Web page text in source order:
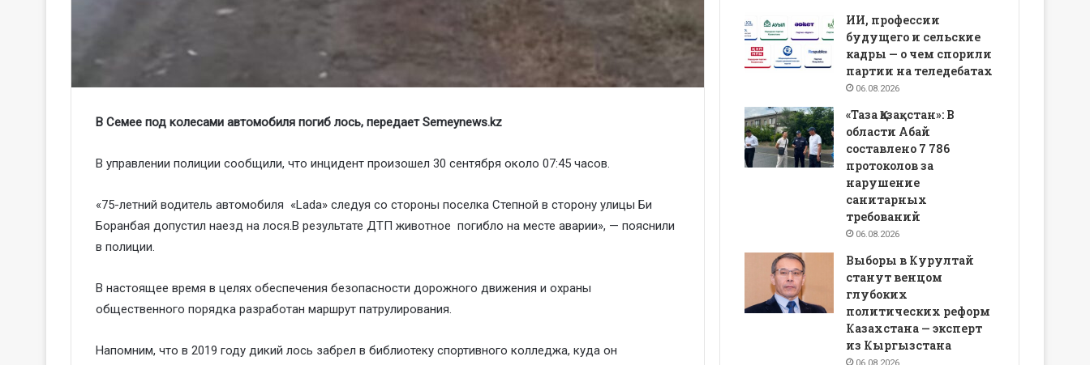
В Семее под колесами автомобиля погиб лось, передает Semeynews.kz
В управлении полиции сообщили, что инцидент произошел 30 сентября около 07:45 часов.
«75-летний водитель автомобиля «Lada» следуя со стороны поселка Степной в сторону улицы Би
Боранбая допустил наезд на лося.В результате ДТП животное погибло на месте аварии», — пояснили
в полиции.
В настоящее время в целях обеспечения безопасности дорожного движения и охраны
общественного порядка разработан маршрут патрулирования.
Напомним, что в 2019 году дикий лось забрел в библиотеку спортивного колледжа, куда он
ИИ, профессии
будущего и сельские
кадры — о чем спорили
партии на теледебатах
06.08.2026
«Таза Қазақстан»: В
области Абай
составлено 7 786
протоколов за
нарушение
санитарных
требований
06.08.2026
Выборы в Курултай
станут венцом
глубоких
политических реформ
Казахстана — эксперт
из Кыргызстана
06.08.2026